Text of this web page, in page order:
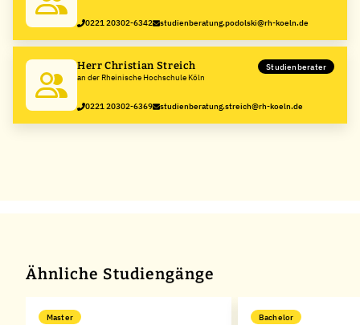
0221 20302-6342 studienberatung.podolski@rh-koeln.de
Herr Christian Streich
an der Rheinische Hochschule Köln
Studienberater
0221 20302-6369 studienberatung.streich@rh-koeln.de
Ähnliche Studiengänge
Master Bachelor